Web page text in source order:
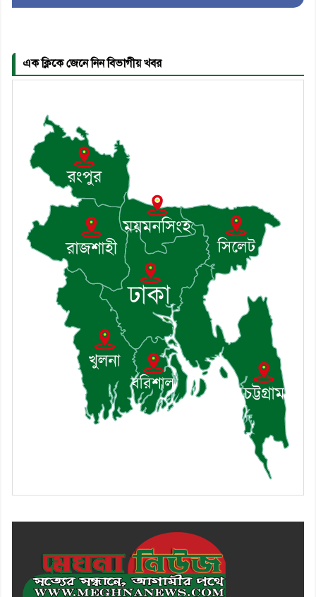
৫। জেলা পুলিশ সুপার থেকে সম্মাননা
৭। দাউদকান্দিতে মুচি সম্প্রদায়ের
খোঁজখবর নিলেন ড. খন্দকার মারুফ
হোসেন
৮। মেঘনায় আইন-শৃঙ্খলা কমিটির
মাসিক সভা অনুষ্ঠিত
৯। জাতীয় নেতা ড. খন্দকার
মোশাররফ হোসেনের মূল্যায়ন কোথায়
এবং একটি বিশ্লেষণ
১০। দাউদকান্দিতে ইউপি সদস্যকে
মারধরের চেষ্টা ও প্রাণনাশের হুমকির
অভিযোগ
এক ক্লিকে জেনে নিন বিভাগীয় খবর